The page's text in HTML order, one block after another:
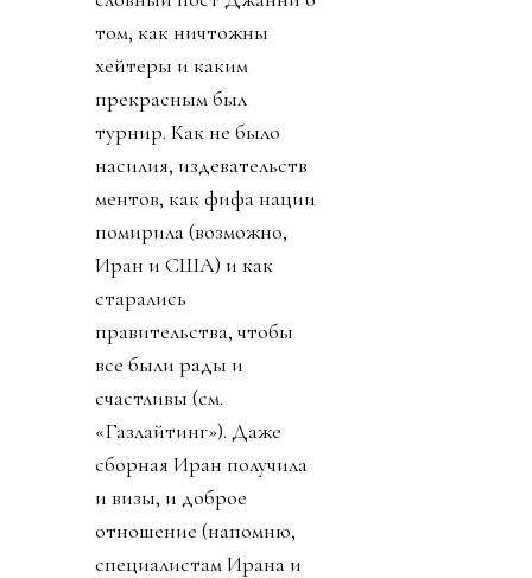
том, как ничтожны
хейтеры и каким
прекрасным был
турнир. Как не было
насилия, издевательств
ментов, как фифа нации
помирила (возможно,
Иран и США) и как
старались
правительства, чтобы
все были рады и
счастливы (см.
«Газлайтинг»). Даже
сборная Иран получила
и визы, и доброе
отношение (напомню,
специалистам Ирана и